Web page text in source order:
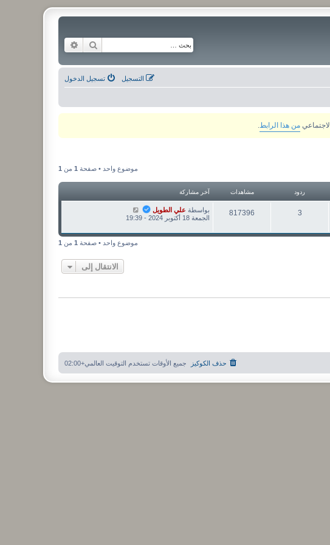
بحث
تسجيل الدخول التسجيل
من هذا الرابط
موضوع واحد • صفحة 1 من 1
ردود مشاهدات آخر مشاركة
3
817396 بواسطة علي الطويل
الجمعة 18 أكتوبر 2024 - 19:39
موضوع واحد • صفحة 1 من 1
الانتقال إلى
جميع الأوقات تستخدم التوقيت العالمي+02:00 حذف الكوكيز